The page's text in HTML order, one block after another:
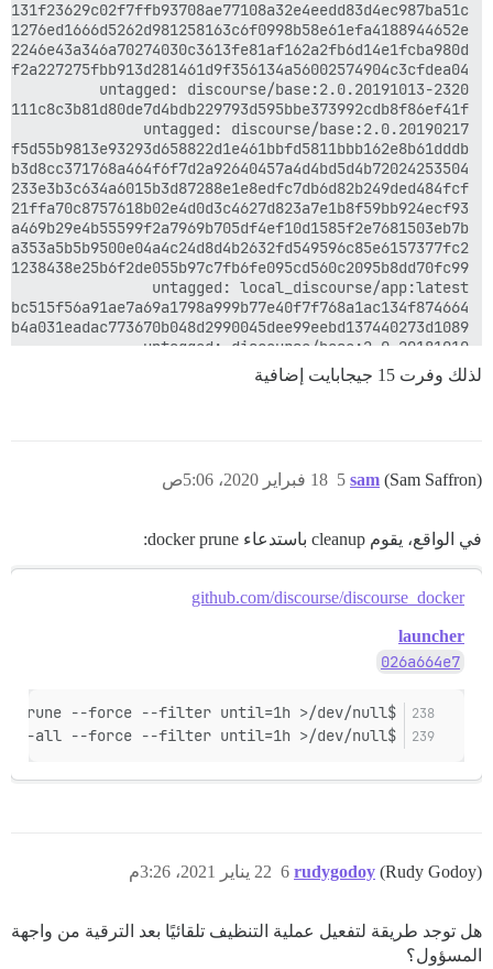
لذلك وفرت 15 جيجابايت إضافية
sam (Sam Saffron) 18 فبراير 2020، 5:06ص 5
في الواقع، يقوم cleanup باستدعاء docker prune:
github.com/discourse/discourse_docker
launcher
026a664e7
$docker_path container prune --force --filter until=1h >/dev/null
$docker_path image prune --all --force --filter until=1h >/dev/null
rudygodoy (Rudy Godoy) 22 يناير 2021، 3:26م 6
هل توجد طريقة لتفعيل عملية التنظيف تلقائيًا بعد الترقية من واجهة
المسؤول؟